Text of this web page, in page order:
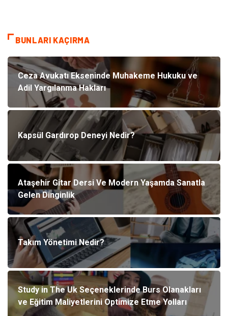
BUNLARI KAÇIRMA
Ceza Avukatı Ekseninde Muhakeme Hukuku ve
Adil Yargılanma Hakları
Kapsül Gardırop Deneyi Nedir?
Ataşehir Gitar Dersi Ve Modern Yaşamda Sanatla
Gelen Dinginlik
Takım Yönetimi Nedir?
Study in The Uk Seçeneklerinde Burs Olanakları
ve Eğitim Maliyetlerini Optimize Etme Yolları